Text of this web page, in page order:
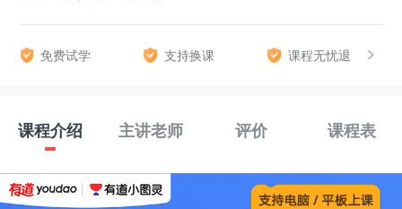
免费试学 支持换课 课程无忧退
课程介绍 主讲老师 评价 课程表